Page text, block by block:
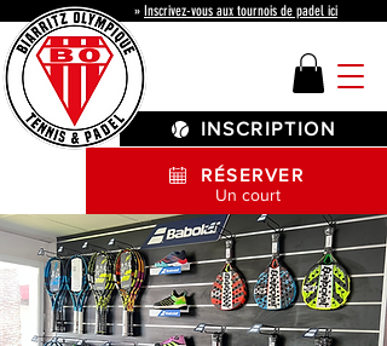
RÉSERVER
INSCRIPTION
Un court
» Inscrivez-vous aux tournois de padel ici